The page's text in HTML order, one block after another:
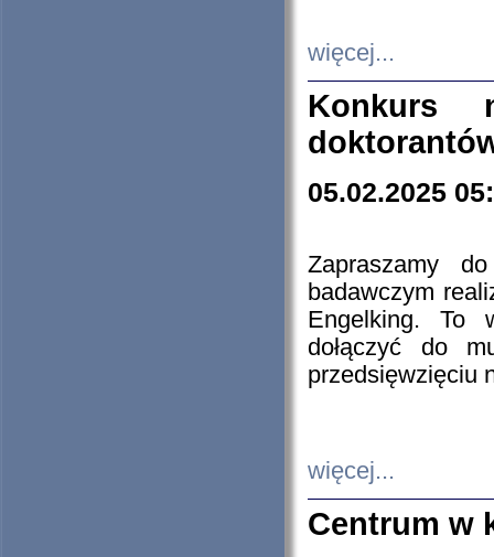
więcej...
Konkurs
05.02.2025
Zapraszamy
badawczym
Engelking. To
dołączyć do
przedsięwzięciu
więcej...
Centrum w